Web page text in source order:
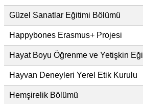
Güzel Sanatlar Eğitimi Bölümü
Happybones Erasmus+ Projesi
Hayat Boyu Öğrenme ve Yetişkin
Hayvan Deneyleri Yerel Etik Kurulu
Hemşirelik Bölümü